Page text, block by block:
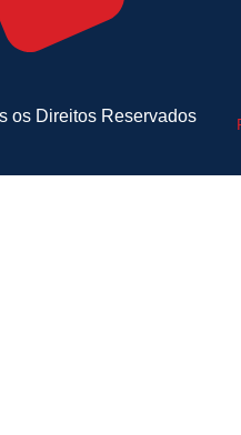
os Direitos Reservados